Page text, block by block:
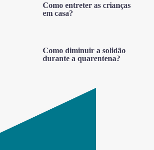
Como entreter as crianças
em casa?
Como diminuir a solidão
durante a quarentena?